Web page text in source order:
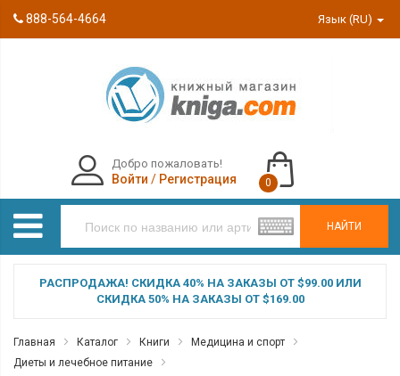
888-564-4664 Язык (RU)
НАЙТИ
Добро пожаловать!
Войти / Регистрация 0
РАСПРОДАЖА! СКИДКА 40% НА ЗАКАЗЫ ОТ $99.00 ИЛИ
СКИДКА 50% НА ЗАКАЗЫ ОТ $169.00
Главная Каталог Книги
Медицина и спорт
Диеты и лечебное питание